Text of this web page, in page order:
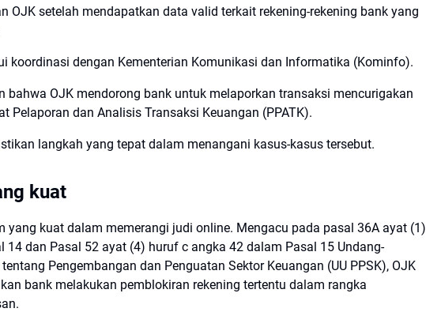
OJK setelah mendapatkan data valid terkait rekening-rekening bank yang
koordinasi dengan Kementerian Komunikasi dan Informatika (Kominfo).
bahwa OJK mendorong bank untuk melaporkan transaksi mencurigakan
Pelaporan dan Analisis Transaksi Keuangan (PPATK).
langkah yang tepat dalam menangani kasus-kasus tersebut.
kuat
yang kuat dalam memerangi judi online. Mengacu pada pasal 36A ayat (1)
14 dan Pasal 52 ayat (4) huruf c angka 42 dalam Pasal 15 Undang-
Pengembangan dan Penguatan Sektor Keuangan (UU PPSK), OJK
bank melakukan pemblokiran rekening tertentu dalam rangka